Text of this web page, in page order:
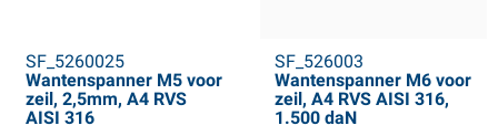
SF_5260025
Wantenspanner M5 voor
zeil, 2,5mm, A4 RVS
AISI 316
SF_526003
Wantenspanner M6 voor
zeil, A4 RVS AISI 316,
1.500 daN